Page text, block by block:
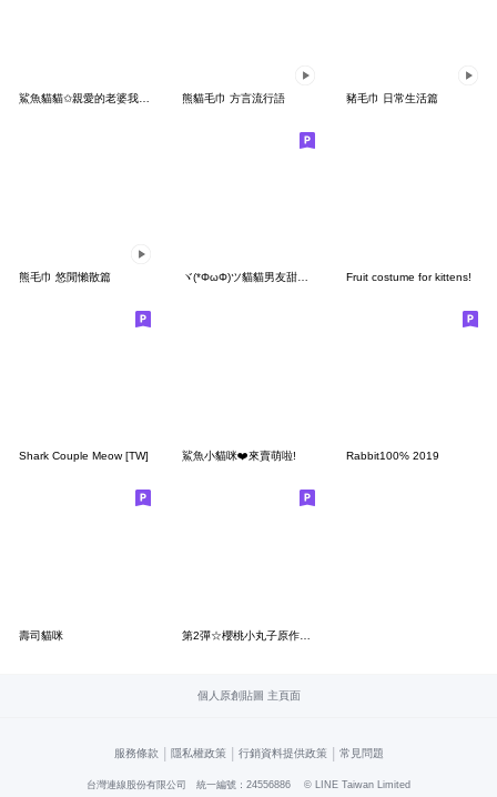
熊貓毛巾 方言流行語 豬毛巾 日常生活篇
熊毛巾 悠閒懶散篇 Fruit costume for kittens!
Shark Couple Meow [TW] 鯊魚小貓咪❤️來賣萌啦! Rabbit100% 2019
壽司貓咪
個人原創貼圖 主頁面
服務條款 | 隱私權政策 | 行銷資料提供政策 | 常見問題
台灣連線股份有限公司 統一編號：24556886 © LINE Taiwan Limited